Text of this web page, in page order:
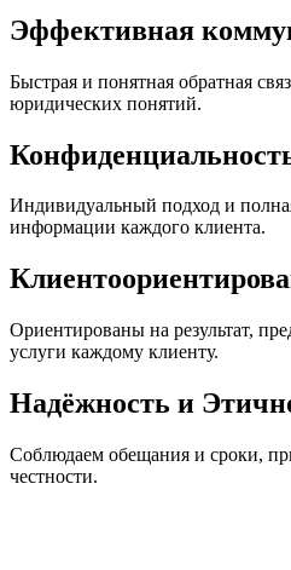
Эффективная
Быстрая и понятная обратная
юридических понятий.
Индивидуальный подход и
информации каждого клиента.
Ориентированы на результат,
услуги каждому клиенту.
Надёжность и
Соблюдаем обещания и сроки,
честности.